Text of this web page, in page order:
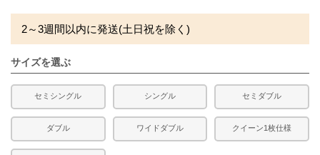
2～3週間以内に発送(土日祝を除く)
サイズを選ぶ
セミシングル シングル セミダブル
ダブル ワイドダブル クイーン1枚仕様